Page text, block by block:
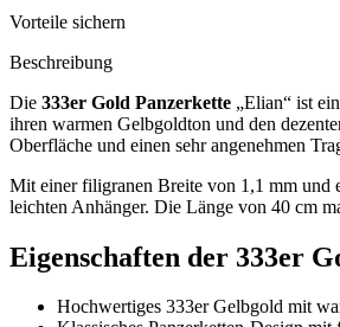
Vorteile sichern
Beschreibung
Die 333er Gold Panzerkette „Elian“ ist
ihren warmen Gelbgoldton und den
Oberfläche und einen sehr angenehmen
Mit einer filigranen Breite von 1,1 mm und
leichten Anhänger. Die Länge von 40 cm
Eigenschaften der 333er
Hochwertiges 333er Gelbgold mit